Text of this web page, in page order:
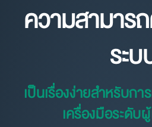
ความสามาร
ระ
เป็นเรื่องง่ายสำหรับกา
เครื่องมือระดับ